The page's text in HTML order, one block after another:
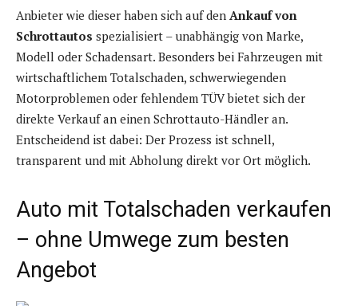
Anbieter wie dieser haben sich auf den Ankauf von
Schrottautos spezialisiert – unabhängig von Marke,
Modell oder Schadensart. Besonders bei Fahrzeugen mit
wirtschaftlichem Totalschaden, schwerwiegenden
Motorproblemen oder fehlendem TÜV bietet sich der
direkte Verkauf an einen Schrottauto-Händler an.
Entscheidend ist dabei: Der Prozess ist schnell,
transparent und mit Abholung direkt vor Ort möglich.
Auto mit Totalschaden verkaufen
– ohne Umwege zum besten
Angebot